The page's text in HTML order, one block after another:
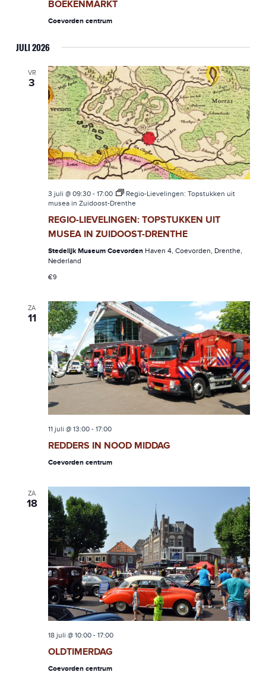
BOEKENMARKT
Coevorden centrum
JULI 2026
VR
3
3 juli @ 09:30- 17:00
Regio-Lievelingen: Topstukken uit
musea in Zuidoost-Drenthe
REGIO-LIEVELINGEN: TOPSTUKKEN UIT
MUSEA IN ZUIDOOST-DRENTHE
Stedelijk Museum Coevorden Haven 4, Coevorden, Drenthe,
Nederland
€9
ZA
11
11 juli @ 13:00- 17:00
REDDERS IN NOOD MIDDAG
Coevorden centrum
ZA
18
18 juli @ 10:00- 17:00
OLDTIMERDAG
Coevorden centrum